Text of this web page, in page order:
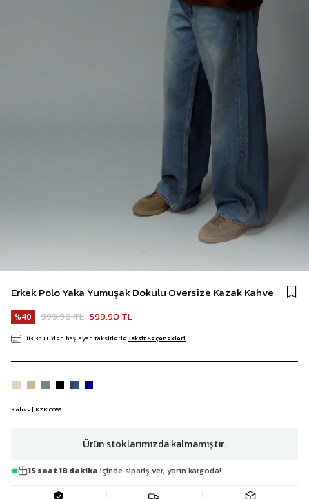
Erkek Polo Yaka Yumuşak Dokulu Oversize Kazak Kahve
40 999,90 TL 599,90 TL
113,36 TL`den başlayan taksitlerle Taksit Seçenekleri
Kahve | KZK.0059
Ürün stoklarımızda kalmamıştır.
15 saat 18 dakika içinde sipariş ver, yarın kargoda!